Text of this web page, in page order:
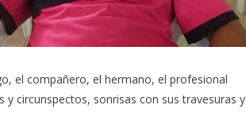
el compañero, el hermano, el profesional
circunspectos, sonrisas con sus travesuras y